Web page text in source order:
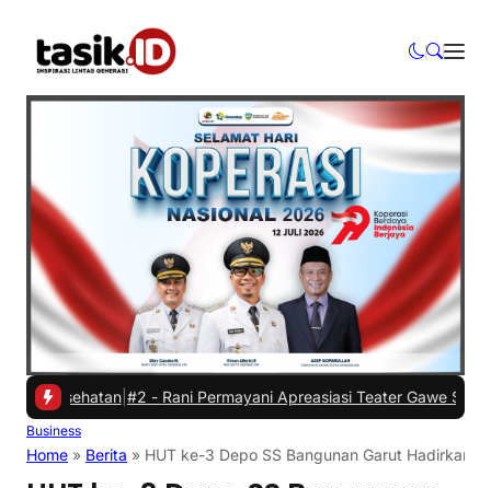
| #2 -Rani Permayani Apreasiasi Teater Gawe SMKN 3
Business
Home » Berita » HUT ke-3 Depo SS Bangunan Garut Hadirkan